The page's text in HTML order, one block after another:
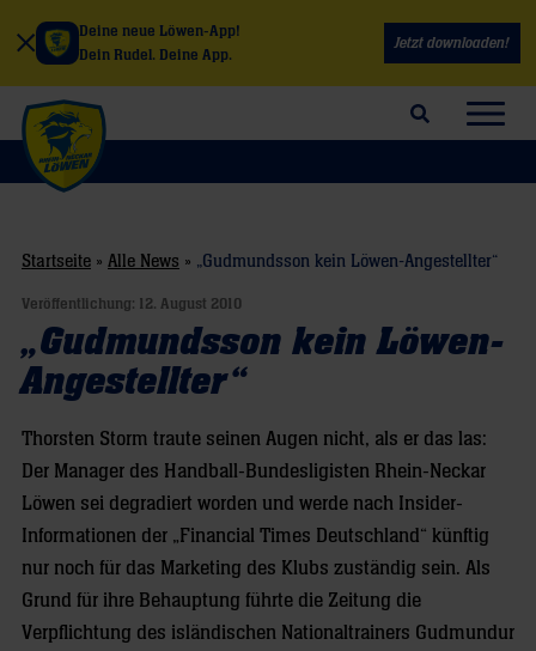
Deine neue Löwen-App!
Dein Rudel. Deine App.
Jetzt downloaden!
Suchfeld öffnen
Startseite » Alle News » „Gudmundsson kein Löwen-Angestellter“
Veröffentlichung: 12. August 2010
„Gudmundsson kein Löwen-
Angestellter“
Thorsten Storm traute seinen Augen nicht, als er das las:
Der Manager des Handball-Bundesligisten Rhein-Neckar
Löwen sei degradiert worden und werde nach Insider-
Informationen der „Financial Times Deutschland“ künftig
nur noch für das Marketing des Klubs zuständig sein. Als
Grund für ihre Behauptung führte die Zeitung die
Verpflichtung des isländischen Nationaltrainers Gudmundur